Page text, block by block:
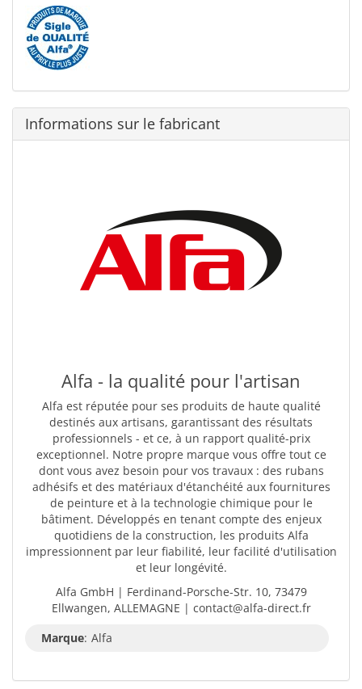
Informations sur le fabricant
Alfa - la qualité pour l'artisan
Alfa est réputée pour ses produits de haute qualité
destinés aux artisans, garantissant des résultats
professionnels - et ce, à un rapport qualité-prix
exceptionnel. Notre propre marque vous offre tout ce
dont vous avez besoin pour vos travaux : des rubans
adhésifs et des matériaux d'étanchéité aux fournitures
de peinture et à la technologie chimique pour le
bâtiment. Développés en tenant compte des enjeux
quotidiens de la construction, les produits Alfa
impressionnent par leur fiabilité, leur facilité d'utilisation
et leur longévité.
Alfa GmbH | Ferdinand-Porsche-Str. 10, 73479
Ellwangen, ALLEMAGNE | contact@alfa-direct.fr
Marque: Alfa